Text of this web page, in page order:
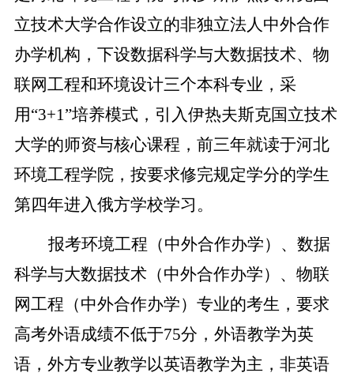
立技术大学合作设立的非独立法人中外合作
办学机构，下设数据科学与大数据技术、物
联网工程和环境设计三个本科专业，采
用“3+1”培养模式，引入伊热夫斯克国立技术
大学的师资与核心课程，前三年就读于河北
环境工程学院， 按要求修完规定学分的学生
第四年进入俄方学校学习。
报考环境工程（中外合作办学） 、数据
科学与大数据技术（中外合作办学）、物联
网工程（中外合作办学）专业的考生，要求
高考外语成绩不低于75分，外语教学为英
语， 外方专业教学以英语教学为主，非英语